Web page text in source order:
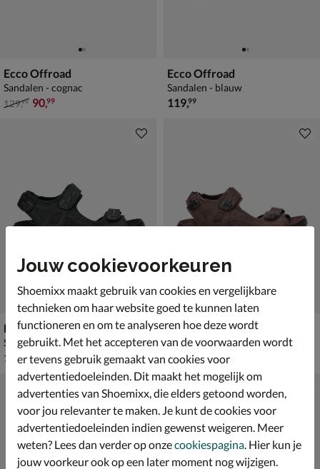
Ecco Offroad
Sandalen - cognac
van € 129,99 voor € 90,99
129,99 90,99
Ecco Offroad
Sandalen - blauw
€ 119,99
119,99
Ecco Offroad
Sandalen - zwart
€ 129,99
129,99
Ecco Offroad
Sandalen - bruin
€ 129,99
129,99
Jouw cookievoorkeuren
Shoemixx maakt gebruik van cookies en vergelijkbare
technieken om haar website goed te kunnen laten
functioneren en om te analyseren hoe deze wordt
gebruikt. Met het accepteren van de voorwaarden wordt
er tevens gebruik gemaakt van cookies voor
advertentiedoeleinden. Dit maakt het mogelijk om
advertenties van Shoemixx, die elders getoond worden,
voor jou relevanter te maken. Je kunt de cookies voor
advertentiedoeleinden indien gewenst weigeren. Meer
weten? Lees dan verder op onzecookiespagina. Hier kun je
jouw voorkeur ook op een later moment nog wijzigen.